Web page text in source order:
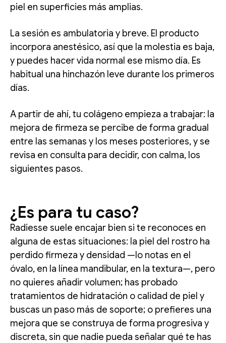
piel en superficies más amplias.
La sesión es ambulatoria y breve. El producto
incorpora anestésico, así que la molestia es baja,
y puedes hacer vida normal ese mismo día. Es
habitual una hinchazón leve durante los primeros
días.
A partir de ahí, tu colágeno empieza a trabajar: la
mejora de firmeza se percibe de forma gradual
entre las semanas y los meses posteriores, y se
revisa en consulta para decidir, con calma, los
siguientes pasos.
¿Es para tu caso?
Radiesse suele encajar bien si te reconoces en
alguna de estas situaciones: la piel del rostro ha
perdido firmeza y densidad —lo notas en el
óvalo, en la línea mandibular, en la textura—, pero
no quieres añadir volumen; has probado
tratamientos de hidratación o calidad de piel y
buscas un paso más de soporte; o prefieres una
mejora que se construya de forma progresiva y
discreta, sin que nadie pueda señalar qué te has